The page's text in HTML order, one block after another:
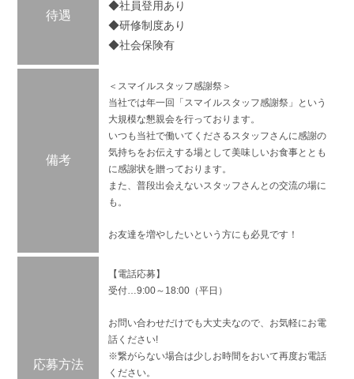
待遇
◆社員登用あり
◆研修制度あり
◆社会保険有
備考
＜スマイルスタッフ感謝祭＞
当社では年一回「スマイルスタッフ感謝祭」という
大規模な懇親会を行っております。
いつも当社で働いてくださるスタッフさんに感謝の
気持ちをお伝えする場として美味しいお食事ととも
に感謝状を贈っております。
また、普段出会えないスタッフさんとの交流の場に
も。
お友達を増やしたいという方にも必見です！
応募方法
【電話応募】
受付…9:00～18:00（平日）
お問い合わせだけでも大丈夫なので、お気軽にお電
話ください!
※繋がらない場合は少しお時間をおいて再度お電話
ください。